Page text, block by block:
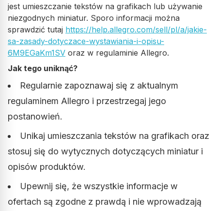
jest umieszczanie tekstów na grafikach lub używanie
niezgodnych miniatur. Sporo informacji można
sprawdzić tutaj https://help.allegro.com/sell/pl/a/jakie-
sa-zasady-dotyczace-wystawiania-i-opisu-
6M9EGaKm1SV oraz w regulaminie Allegro.
Jak tego uniknąć?
Regularnie zapoznawaj się z aktualnym
regulaminem Allegro i przestrzegaj jego
postanowień.
Unikaj umieszczania tekstów na grafikach oraz
stosuj się do wytycznych dotyczących miniatur i
opisów produktów.
Upewnij się, że wszystkie informacje w
ofertach są zgodne z prawdą i nie wprowadzają